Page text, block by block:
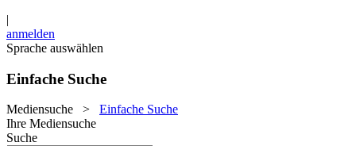
|
anmelden
Sprache auswählen
Einfache Suche
Mediensuche > Einfache Suche
Ihre Mediensuche
Suche